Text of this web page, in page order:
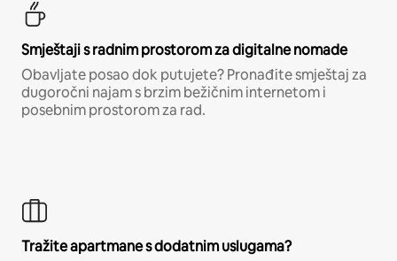
Smještaji s radnim prostorom za digitalne nomade
Obavljate posao dok putujete? Pronađite smještaj za
dugoročni najam s brzim bežičnim internetom i
posebnim prostorom za rad.
Tražite apartmane s dodatnim uslugama?